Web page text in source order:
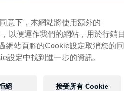
此
意下，本網站將使用額外的
以便運作我們的網站，用於行銷目
網站頁腳的Cookie設定取消您的同
設定中找到進一步的資訊。
絕 接受所有 Cookie